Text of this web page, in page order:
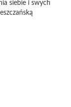
siebie i swych